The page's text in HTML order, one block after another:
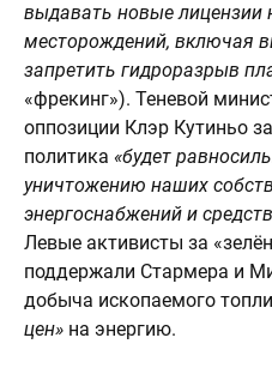
выдавать новые лицензии
месторождений, включая
запретить гидроразрыв
«фрекинг»). Теневой
оппозиции Клэр Кутиньо
политика «будет
уничтожению наших
энергоснабжений и
Левые активисты за
поддержали Стармера и
добыча ископаемого
цен» на энергию.